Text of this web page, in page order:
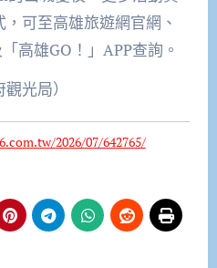
可至高雄旅遊網官網、
高雄GO！」APP查詢。
光局）
2026/07/642765/